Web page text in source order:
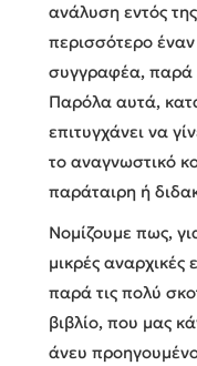
ανάλυση εντός
περισσότερο
συγγραφέα, παρά
Παρόλα αυτά,
επιτυγχάνει να
το αναγνωστικό
παράταιρη ή
Νομίζουμε πως,
μικρές αναρχικές
παρά τις πολύ
βιβλίο, που μας
άνευ